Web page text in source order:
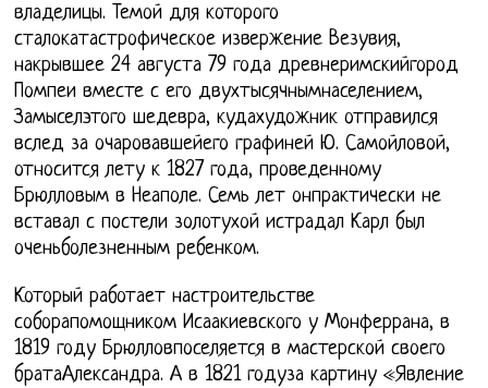
владелицы. Темой для которого
сталокатастрофическое извержение Везувия,
накрывшее 24 августа 79 года древнеримскийгород
Помпеи вместе с его двухтысячнымнаселением,
Замыселэтого шедевра, кудахудожник отправился
вслед за очаровавшейего графиней Ю. Самойловой,
относится лету к 1827 года, проведенному
Брюлловым в Неаполе. Семь лет онпрактически не
вставал с постели золотухой истрадал Карл был
оченьболезненным ребенком.
Который работает настроительстве
соборапомощником Исаакиевского у Монферрана, в
1819 году Брюлловпоселяется в мастерской своего
братаАлександра. А в 1821 годуза картину «Явление